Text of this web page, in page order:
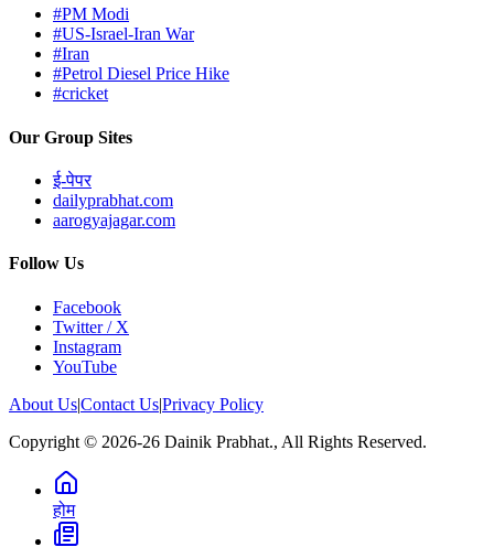
#PM Modi
#US-Israel-Iran War
#Iran
#Petrol Diesel Price Hike
#cricket
Our Group Sites
ई-पेपर
dailyprabhat.com
aarogyajagar.com
Follow Us
Facebook
Twitter / X
Instagram
YouTube
About Us|Contact Us|Privacy Policy
Copyright © 2026-26 Dainik Prabhat., All Rights Reserved.
होम